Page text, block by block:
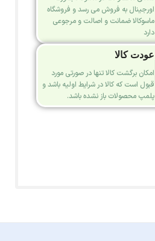
اورجینال به فروش می رسد و فروشگاه
ماسوکالا ضمانت و اصالت و مرجوعی
دارد
عودت کالا
امکان برگشت کالا تنها در صورتی مورد
قبول است که کالا در شرایط اولیه باشد و
پلمپ محصولات باز نشده باشد.